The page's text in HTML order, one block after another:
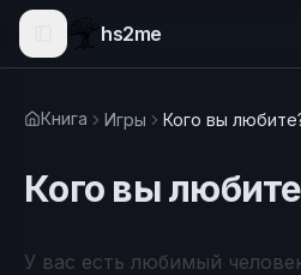
hs2me
Книга Игры Кого вы
Кого вы
У вас есть любимый